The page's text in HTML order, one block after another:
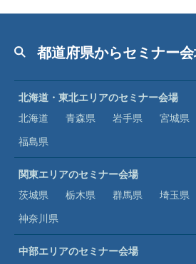
都道府県からセミナー
北海道・東北エリアのセミナー会場
北海道
青森県 岩手県 宮城県
福島県
関東エリアのセミナー会場
茨城県
栃木県 群馬県 埼玉県
神奈川県
中部エリアのセミナー会場